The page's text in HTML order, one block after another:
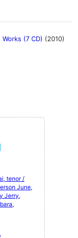
(7 CD) (2010)
tenor /
June,
Jerry,